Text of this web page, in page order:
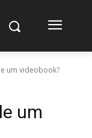
um videobook?
um